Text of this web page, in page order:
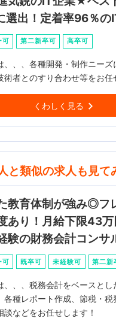
選出！定着率96％の
可 第二新卒可 高卒可
、、、各種開発・制作ニーズ
術者とのすり合わせ等をお任
くわしく見る
と類似の求人も見て
教育体制が強み◎フ
あり！月給下限43
験の財務会計コンサ
可 既卒可 未経験可 第二新
、、、税務会計をベースとし
各種レポート作成、節税・税
談などをお任せします！